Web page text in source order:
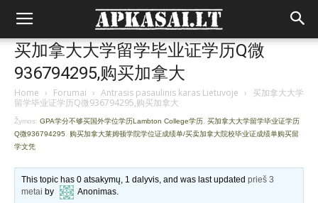
买加拿大大学留学毕业证学历Q微
936794295,购买加拿大
Home › Forumai › Antrasis pasaulinis karas Lietuvoje › 买加拿大大学
留学毕业证学历Q微936794295,购买加拿大
Žymos: GPA学分不够买国外学位学历Lambton College学历 买加拿大大学留学毕业证学历
Q微936794295
购买加拿大莱姆顿学院学位证成绩单/买卖加拿大院校毕业证成绩单购买留
学文凭
This topic has 0 atsakymų, 1 dalyvis, and was last updatedprieš 3
metai by Anonimas.